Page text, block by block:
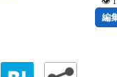
編